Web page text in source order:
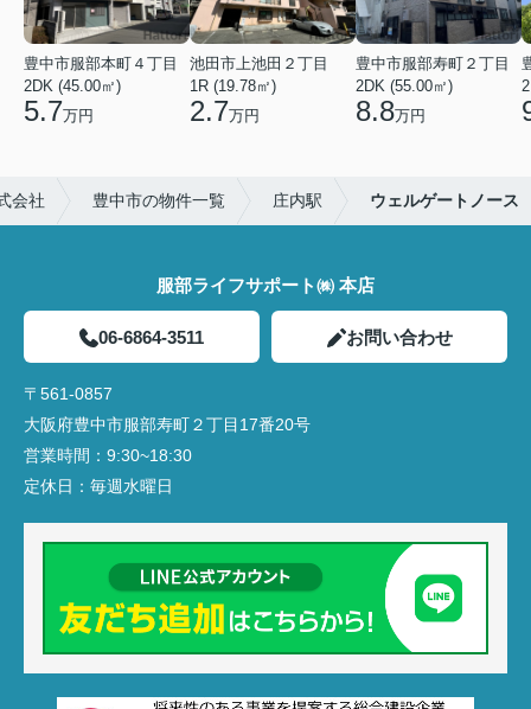
豊中市服部本町４丁目
2DK (45.00㎡)
5.7万円
池田市上池田２丁目
1R (19.78㎡)
2.7万円
豊中市服部寿町２丁目
2DK (55.00㎡)
8.8万円
会社 豊中市の物件一覧 庄内駅 ウェルゲートノース
服部ライフサポート㈱ 本店
06-6864-3511 お問い合わせ
〒561-0857
大阪府豊中市服部寿町２丁目17番20号
営業時間： 9:30~18:30
定休日： 毎週水曜日